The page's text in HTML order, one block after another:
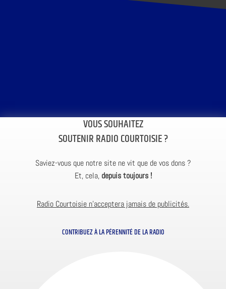
VOUS SOUHAITEZ
SOUTENIR RADIO COURTOISIE ?
Saviez-vous que notre site ne vit que de vos dons ?
Et, cela, depuis toujours !
Radio Courtoisie n’acceptera jamais de publicités.
CONTRIBUEZ À LA PÉRENNITÉ DE LA RADIO